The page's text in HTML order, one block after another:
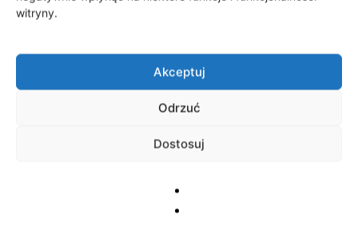
witryny.
Akceptuj
Odrzuć
Dostosuj
Szkoła Podstawowa nr 4 w Szczecinku
RELATED ARTICLES